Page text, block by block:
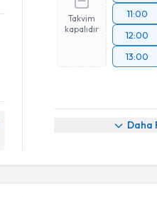
Takvim
kapalıdır
11:00
12:00
13:00
Daha